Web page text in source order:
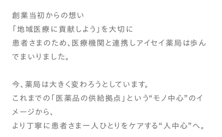
創業当初からの想い
「地域医療に貢献しよう」を大切に
患者さまのため、医療機関と連携しアイセイ薬局は歩ん
でまいりました。
今、薬局は大きく変わろうとしています。
これまでの「医薬品の供給拠点」という“モノ中心”のイ
メージから、
より丁寧に患者さま一人ひとりをケアする“人中心”へ。